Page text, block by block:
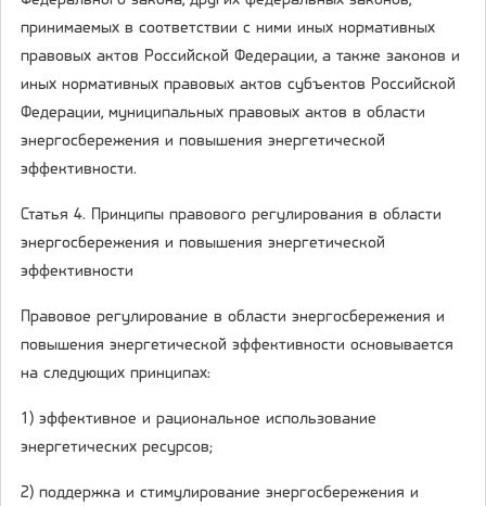
принимаемых в соответствии с ними иных нормативных
правовых актов Российской Федерации, а также законов и
иных нормативных правовых актов субъектов Российской
Федерации, муниципальных правовых актов в области
энергосбережения и повышения энергетической
эффективности.
Статья 4. Принципы правового регулирования в области
энергосбережения и повышения энергетической
эффективности
Правовое регулирование в области энергосбережения и
повышения энергетической эффективности основывается
на следующих принципах:
1) эффективное и рациональное использование
энергетических ресурсов;
2) поддержка и стимулирование энергосбережения и